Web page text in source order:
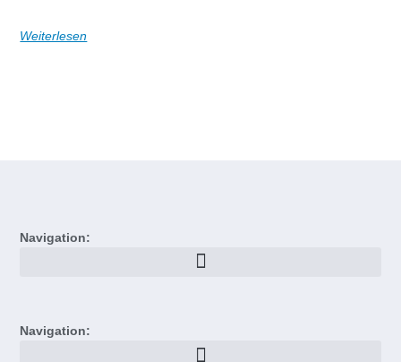
Weiterlesen
Navigation:
Navigation: